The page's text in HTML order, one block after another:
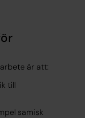
är att:
till
samisk